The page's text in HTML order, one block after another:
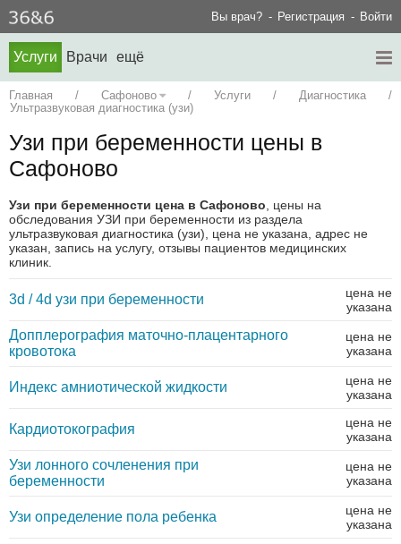
Вы врач? Регистрация Войти
Услуги Врачи ещё
Главная / Сафоново / Услуги / Диагностика
/
Ультразвуковая диагностика (узи)
Узи при беременности цены в
Сафоново
Узи при беременности цена в Сафоново, цены на
обследования УЗИ при беременности из раздела
ультразвуковая диагностика (узи), цена не указана, адрес не
указан, запись на услугу, отзывы пациентов медицинских
клиник.
3d / 4d узи при беременности
цена не
указана
Допплерография маточно-плацентарного
кровотока
цена не
указана
Индекс амниотической жидкости
цена не
указана
Кардиотокография
цена не
указана
Узи лонного сочленения при
беременности
цена не
указана
Узи определение пола ребенка
цена не
указана